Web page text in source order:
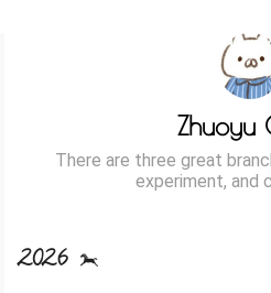
Zhuoyu
There are three great
experiment, and
2026